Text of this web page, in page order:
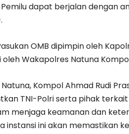
dapat berjalan dengan
OMB dipimpin oleh
Wakapolres Natuna
Kompol Ahmad Rudi
TNI-Polri serta pihak
menjaga keamanan dan
instansi ini akan memastikan